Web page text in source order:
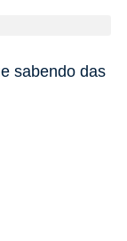
sabendo das